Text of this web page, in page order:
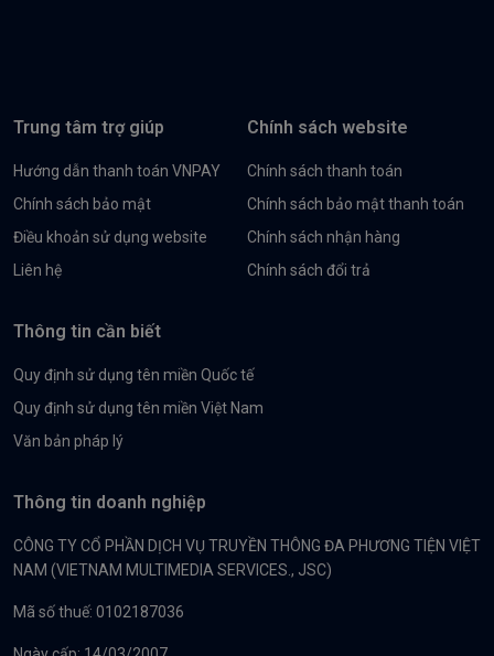
Trung tâm trợ giúp
Hướng dẫn thanh toán VNPAY
Chính sách bảo mật
Điều khoản sử dụng website
Liên hệ
Chính sách website
Chính sách thanh toán
Chính sách bảo mật thanh toán
Chính sách nhận hàng
Chính sách đổi trả
Thông tin cần biết
Quy định sử dụng tên miền Quốc tế
Quy định sử dụng tên miền Việt Nam
Văn bản pháp lý
Thông tin doanh nghiệp
CÔNG TY CỔ PHẦN DỊCH VỤ TRUYỀN THÔNG ĐA PHƯƠNG TIỆN VIỆT
NAM (VIETNAM MULTIMEDIA SERVICES., JSC)
Mã số thuế: 0102187036